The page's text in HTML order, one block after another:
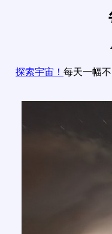
探索宇宙！ 每天一幅